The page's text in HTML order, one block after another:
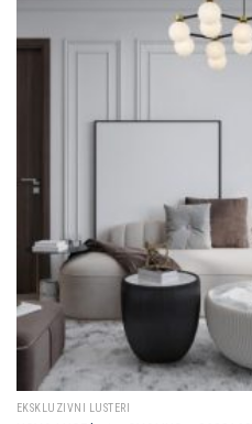
EKSKLUZIVNI LUSTERI